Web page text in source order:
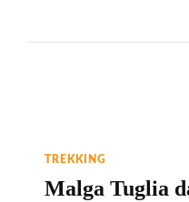
TREKKING
Malga Tuglia